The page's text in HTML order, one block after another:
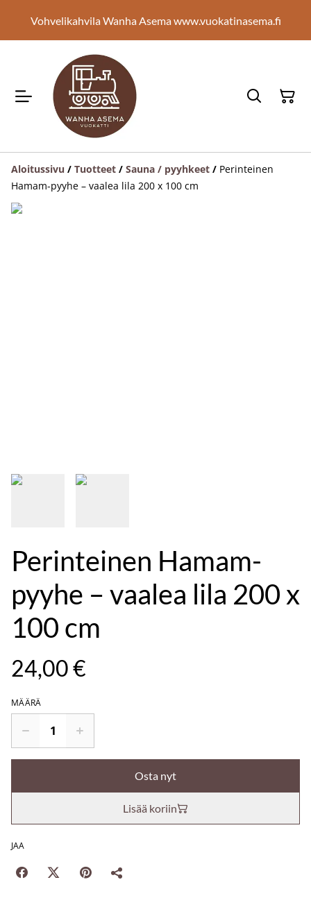
Vohvelikahvila Wanha Asema www.vuokatinasema.fi
Aloitussivu / Tuotteet / Sauna / pyyhkeet / Perinteinen
Hamam-pyyhe – vaalea lila 200 x 100 cm
Perinteinen Hamam-
pyyhe – vaalea lila 200 x
100 cm
24,00 €
MÄÄRÄ
Osta nyt
Lisää koriin
JAA